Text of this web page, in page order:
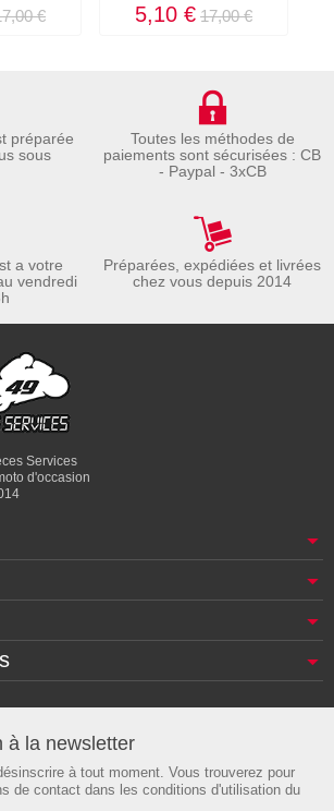
€ 5,10 € 17,00 €
préparée
sous
Toutes les méthodes de
paiements sont sécurisées : CB
- Paypal - 3xCB
a votre
vendredi
Préparées, expédiées et livrées
chez vous depuis 2014
Services
d'occasion
à la newsletter
à tout moment. Vous trouverez pour
de contact dans les conditions d'utilisation du